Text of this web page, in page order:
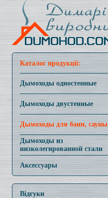
Каталог продукції:
Дымоходы одностенные
Дымоходы двустенные
Дымоходы для бани, сауны
Дымоходы из
низколегированной стали
Аксессуары
Відгуки